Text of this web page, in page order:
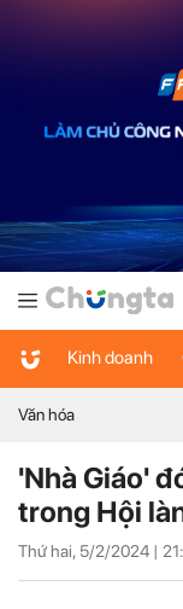
Kinh doanh
Văn hóa
'Nhà Giáo'
trong Hội
Thứ hai, 5/2/2024 |